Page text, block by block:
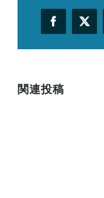
Facebook
X
関連投稿